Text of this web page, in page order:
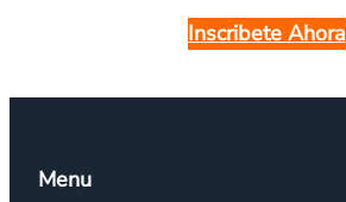
Inscribete Ahora
Menu